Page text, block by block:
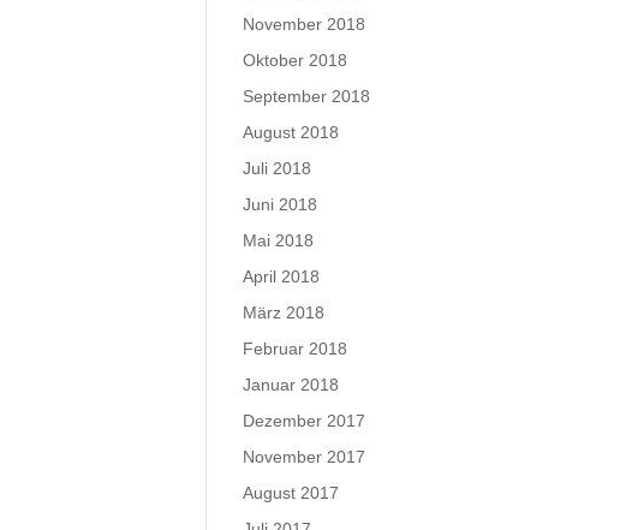
November 2018
Oktober 2018
September 2018
August 2018
Juli 2018
Juni 2018
Mai 2018
April 2018
März 2018
Februar 2018
Januar 2018
Dezember 2017
November 2017
August 2017